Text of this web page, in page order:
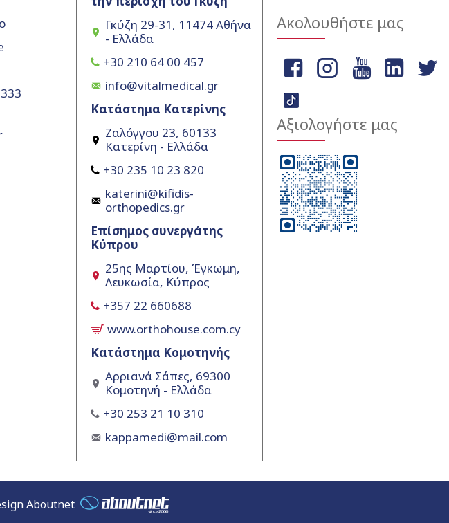
Γκύζη 29-31, 11474 Αθήνα
- Ελλάδα
+30 210 64 00 457
info@vitalmedical.gr
Κατάστημα Κατερίνης
Ζαλόγγου 23, 60133
Κατερίνη - Ελλάδα
+30 235 10 23 820
katerini@kifidis-
orthopedics.gr
Επίσημος συνεργάτης
Κύπρου
25ης Μαρτίου, Έγκωμη,
Λευκωσία, Κύπρος
+357 22 660688
www.orthohouse.com.cy
Κατάστημα Κομοτηνής
Αρριανά Σάπες, 69300
Κομοτηνή - Ελλάδα
+30 253 21 10 310
kappamedi@mail.com
Ακολουθήστε μας
Αξιολογήστε μας
Aboutnet